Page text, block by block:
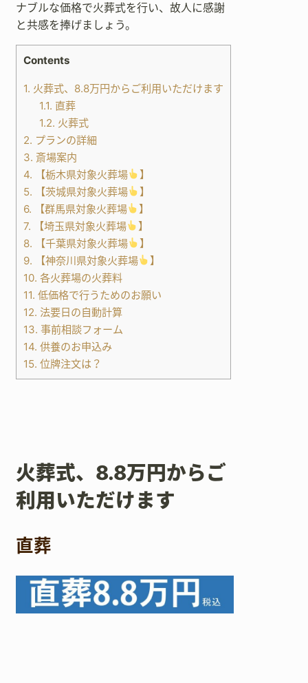
ナブルな価格で火葬式を行い、故人に感謝
と共感を捧げましょう。
Contents
1. 火葬式、8.8万円からご利用いただけます
1.1. 直葬
1.2. 火葬式
2. プランの詳細
3. 斎場案内
4. 【栃木県対象火葬場
】
5. 【茨城県対象火葬場
】
6. 【群馬県対象火葬場
】
7. 【埼玉県対象火葬場
】
8. 【千葉県対象火葬場
】
9. 【神奈川県対象火葬場
】
10. 各火葬場の火葬料
11. 低価格で行うためのお願い
12. 法要日の自動計算
13. 事前相談フォーム
14. 供養のお申込み
15. 位牌注文は？
火葬式、8.8万円からご
利用いただけます
直葬